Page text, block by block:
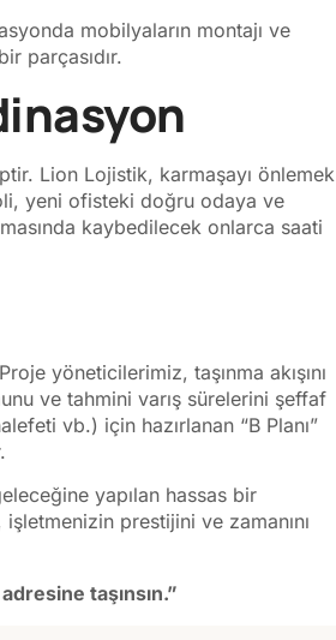
mobilyaların montajı ve
parçasıdır.
Lion Lojistik, karmaşayı önlemek
yeni ofisteki doğru odaya ve
kaybedilecek onlarca saati
yöneticilerimiz, taşınma akışını
ve tahmini varış sürelerini şeffaf
vb.) için hazırlanan “B Planı”
yapılan hassas bir
prestijini ve zamanını
taşınsın.”